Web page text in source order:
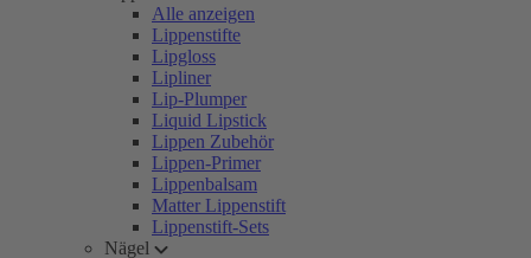
Alle anzeigen
Lippenstifte
Lipgloss
Lipliner
Lip-Plumper
Liquid Lipstick
Lippen Zubehör
Lippen-Primer
Lippenbalsam
Matter Lippenstift
Lippenstift-Sets
Nägel